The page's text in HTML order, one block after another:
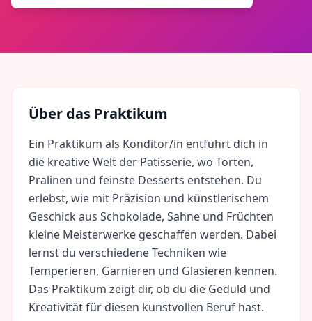
Über das Praktikum
Ein Praktikum als Konditor/in entführt dich in
die kreative Welt der Patisserie, wo Torten,
Pralinen und feinste Desserts entstehen. Du
erlebst, wie mit Präzision und künstlerischem
Geschick aus Schokolade, Sahne und Früchten
kleine Meisterwerke geschaffen werden. Dabei
lernst du verschiedene Techniken wie
Temperieren, Garnieren und Glasieren kennen.
Das Praktikum zeigt dir, ob du die Geduld und
Kreativität für diesen kunstvollen Beruf hast.